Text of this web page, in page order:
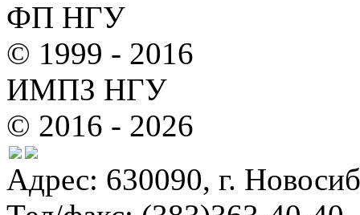
ФП НГУ
© 1999 - 2016
ИМПЗ НГУ
© 2016 - 2026
Адрес: 630090, г.